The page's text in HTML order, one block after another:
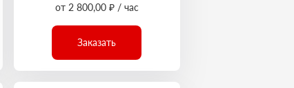
от 2 800,00 ₽ / час
Заказать